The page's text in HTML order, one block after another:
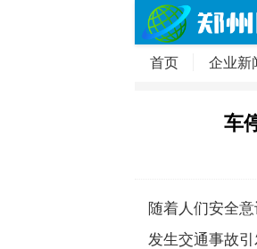
首页 企业新
车
随着人们安全
发生交通事故